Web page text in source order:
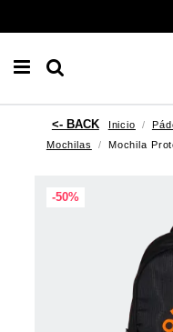
Inicio
Mochilas
Mochila
-50%